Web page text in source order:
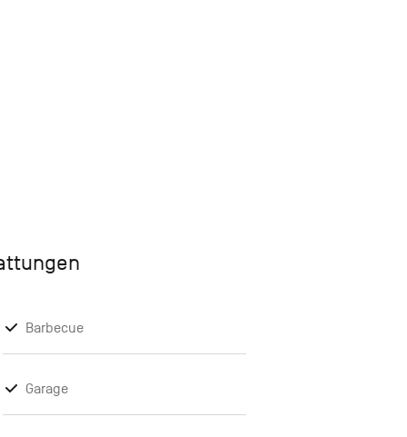
Barbecue
Garage